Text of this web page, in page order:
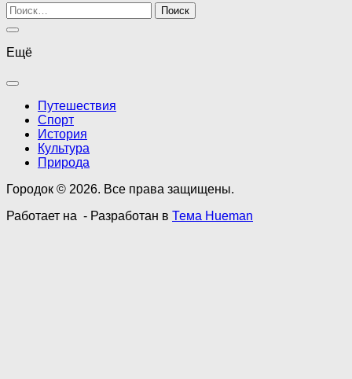
Найти:
Ещё
Путешествия
Спорт
История
Культура
Природа
Городок © 2026. Все права защищены.
Работает на - Разработан в Тема Hueman